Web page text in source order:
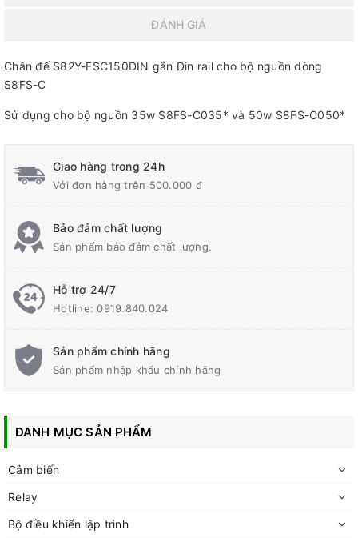
ĐÁNH GIÁ
Chân đế S82Y-FSC150DIN gắn Din rail cho bộ nguồn dòng
S8FS-C
Sử dụng cho bộ nguồn 35w S8FS-C035* và 50w S8FS-C050*
Giao hàng trong 24h
Với đơn hàng trên 500.000 đ
Bảo đảm chất lượng
Sản phẩm bảo đảm chất lượng.
Hỗ trợ 24/7
Hotline:0919.840.024
Sản phẩm chính hãng
Sản phẩm nhập khẩu chính hãng
DANH MỤC SẢN PHẨM
Cảm biến
Relay
Bộ điều khiển lập trình